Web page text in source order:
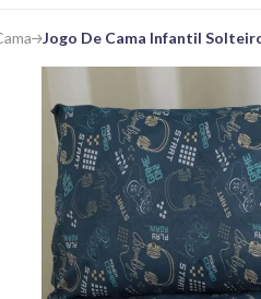
Jogo De Cama Infantil